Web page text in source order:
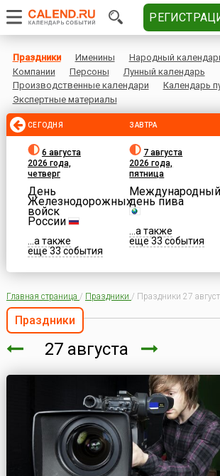
Праздники Именины Народный
Компании
Персоны
Лунный календарь
Производственные календари
Календарь
Экспертные материалы
СЕГОДНЯ
6 августа
2026 года,
четверг
День
Железнодорожных
войск
России
...а также
еще 33 события
ЗАВТРА
7 августа
2026 года,
пятница
Международный
день пива
...а также
еще 33 события
Главная страница / Праздники / Праздники 27
Праздники
27 августа